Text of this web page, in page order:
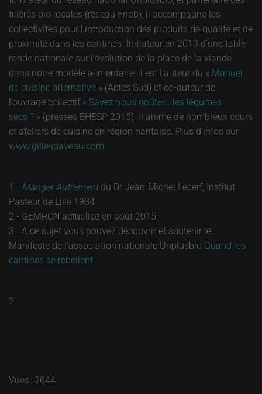
filières bio locales (réseau Fnab), il accompagne les
collectivités pour l’introduction des produits de qualité et de
proximité dans les cantines. Initiateur en 2013 d’une table
ronde nationale sur l’évolution de la place de la viande
dans notre modèle alimentaire, il est l’auteur du « Manuel
de cuisine alternative » (Actes Sud) et co-auteur de
l’ouvrage collectif « Savez-vous goûter… les légumes
secs ? » (presses EHESP 2015). Il anime de nombreux cours
et ateliers de cuisine en région nantaise. Plus d’infos sur
www.gillesdaveau.com.
1 - Manger Autrementdu Dr Jean-Michel Lecerf, Institut
Pasteur de Lille 1984
2 - GEMRCN actualisé en août 2015
3 - A ce sujet vous pouvez découvrir et soutenir le
Manifeste de l’association nationale Unplusbio Quand les
cantines se rebellent
2
Vues : 2644